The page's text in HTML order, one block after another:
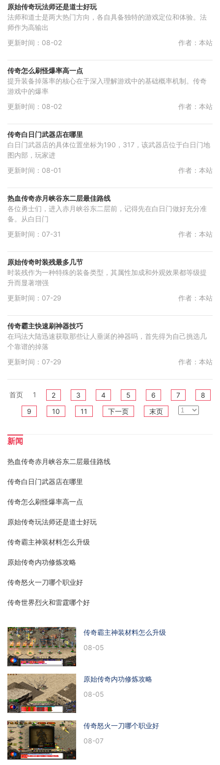
原始传奇玩法师还是道士好玩
法师和道士是两大热门方向，各自具备独特的游戏定位和体验。法
师作为高输出
更新时间：08-02
作者：本站
传奇怎么刷怪爆率高一点
提升装备掉落率的核心在于深入理解游戏中的基础概率机制。传奇
游戏中的爆率
更新时间：08-02
作者：本站
传奇白日门武器店在哪里
白日门武器店的具体位置坐标为190，317，该武器店位于白日门地
图内部，玩家进
更新时间：08-01
作者：本站
热血传奇赤月峡谷东二层最佳路线
各位勇士们，进入赤月峡谷东二层前，记得先在白日门做好充分准
备。从白日门
更新时间：07-31
作者：本站
原始传奇时装残最多几节
时装残作为一种特殊的装备类型，其属性加成和外观效果都等级提
升而显著增强
更新时间：07-29
作者：本站
传奇霸主快速刷神器技巧
在玛法大陆迅速获取那些让人垂涎的神器吗，首先得为自己挑选几
个靠谱的掉落
更新时间：07-29
作者：本站
首页 1 2 3 4 5 6 7
8
9
10 11 下一页 末页
新闻
热血传奇赤月峡谷东二层最佳路线
传奇白日门武器店在哪里
传奇怎么刷怪爆率高一点
原始传奇玩法师还是道士好玩
传奇霸主神装材料怎么升级
原始传奇内功修炼攻略
传奇怒火一刀哪个职业好
传奇世界烈火和雷霆哪个好
传奇霸主神装材料怎么升级
08-05
原始传奇内功修炼攻略
08-05
传奇怒火一刀哪个职业好
08-07